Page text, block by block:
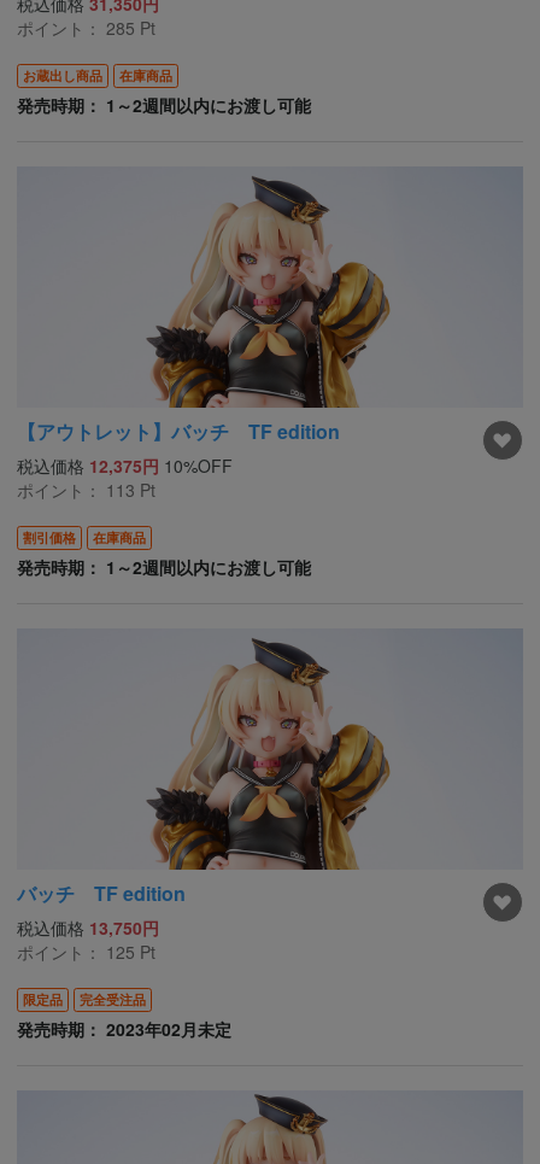
ポイント： 285 Pt
お蔵出し商品 在庫商品
発売時期： 1～2週間以内にお渡し可能
【アウトレット】バッチ TF edition
税込価格 12,375円 10%OFF
ポイント： 113 Pt
割引価格 在庫商品
発売時期： 1～2週間以内にお渡し可能
バッチ TF edition
税込価格 13,750円
ポイント： 125 Pt
限定品 完全受注品
発売時期： 2023年02月未定